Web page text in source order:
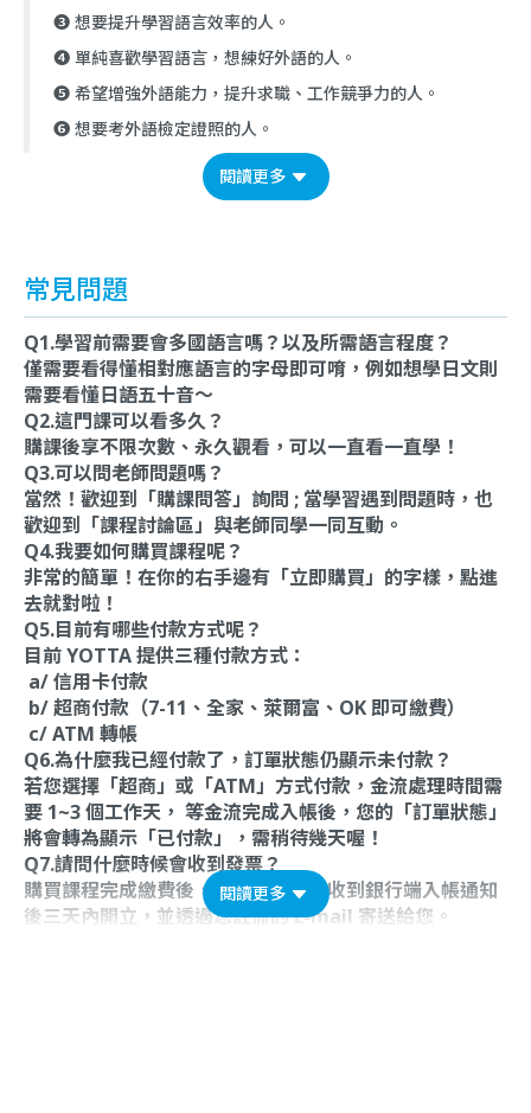
❸ 想要提升學習語言效率的人。
❹ 單純喜歡學習語言，想練好外語的人。
❺ 希望增強外語能力，提升求職、工作競爭力的人。
❻ 想要考外語檢定證照的人。
閱讀更多
常見問題
Q1.學習前需要會多國語言嗎？以及所需語言程度？
僅需要看得懂相對應語言的字母即可唷，例如想學日文則
需要看懂日語五十音～
Q2.這門課可以看多久？
購課後享不限次數、永久觀看，可以一直看一直學！
Q3.可以問老師問題嗎？
當然！歡迎到「購課問答」詢問 ; 當學習遇到問題時，也
歡迎到「課程討論區」與老師同學一同互動。
Q4.我要如何購買課程呢？
非常的簡單！在你的右手邊有「立即購買」的字樣，點進
去就對啦！
Q5.目前有哪些付款方式呢？
目前 YOTTA 提供三種付款方式：
a/ 信用卡付款
b/ 超商付款（7-11、全家、萊爾富、OK 即可繳費）
c/ ATM 轉帳
Q6.為什麼我已經付款了，訂單狀態仍顯示未付款？
若您選擇「超商」或「ATM」方式付款，金流處理時間需
要 1~3 個工作天， 等金流完成入帳後，您的「訂單狀態」
將會轉為顯示「已付款」，需稍待幾天喔！
Q7.請問什麼時候會收到發票？
購買課程完成繳費後，電子發票會在收到銀行端入帳通知
後三天內開立，並透過您註冊的 E-mail 寄送給您。
閱讀更多